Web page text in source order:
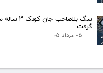
سگ بلاصاحب
گرفت
۰۵ مرداد ۰۵